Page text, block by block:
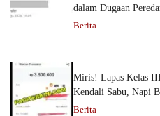
dalam Dugaan
Berita
Miris! Lapas Kelas
Kendali Sabu, Napi
Berita